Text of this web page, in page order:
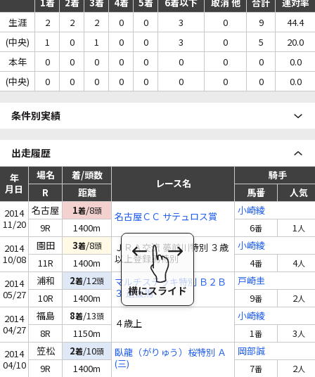
生涯
2 2 2 0 0 3 0 9
44.4
(中央)
1 0 1 0 0 3 0 5
20.0
本年
0 0 0 0 0 0 0 0
0.0
(中央)
0 0 0 0 0 0 0 0 0.0
条件別実績
出走履歴
年
月日
場名 着/頭数
レース名
騎手
R
距離 馬番
人気
2014
11/20
名古屋 1着/8頭 名古屋ＣＣ サテュロス賞
小崎綾
9R
1400m 6番 1人
2014
10/08
園田 3着/8頭
ＪＲＡ交流 夢前川特別 ３歳
以上登録馬特別
小崎綾
11R
1400m 4番 4人
2014
05/27
浦和 2着/12頭
マルチステッキ特別 Ｂ２Ｂ
３ 選抜馬
戸崎圭
10R
1400m 9番 2人
2014
04/27
福島 8着/13頭
４歳上
小崎綾
8R
1150m 1番 3人
2014
04/10
笠松 2着/10頭
臥龍（がりゅう）桜特別 Ａ
(三)
岡部誠
9R
1400m 7番 2人